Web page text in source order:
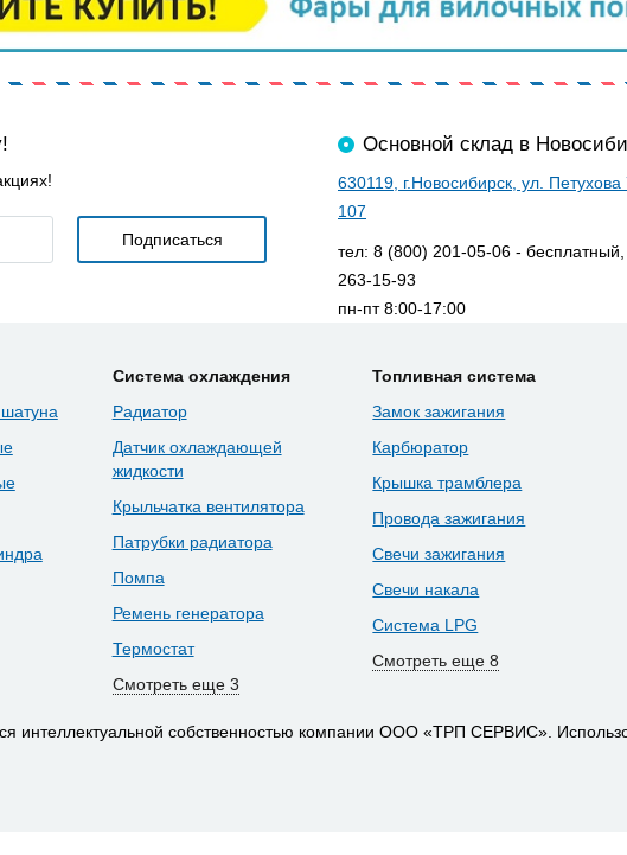
Основной склад в
630119, г.Новосибирск, ул.
107
тел: 8 (800) 201-05-06 -
263-15-93
пн-пт 8:00-17:00
Система охлаждения
Радиатор
Датчик охлаждающей
жидкости
Крыльчатка вентилятора
Патрубки радиатора
Помпа
Ремень генератора
Термостат
Смотреть еще 3
Топливная система
Замок зажигания
Карбюратор
Крышка трамблера
Провода зажигания
Свечи зажигания
Свечи накала
Система LPG
Смотреть еще 8
интеллектуальной собственностью компании ООО «ТРП СЕРВИС».